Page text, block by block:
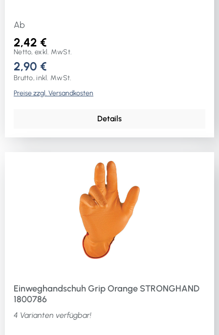
Ab
2,42 €
Netto, exkl. MwSt.
2,90 €
Brutto, inkl. MwSt.
Preise zzgl. Versandkosten
Details
Einweghandschuh Grip Orange STRONGHAND
1800786
4 Varianten verfügbar!